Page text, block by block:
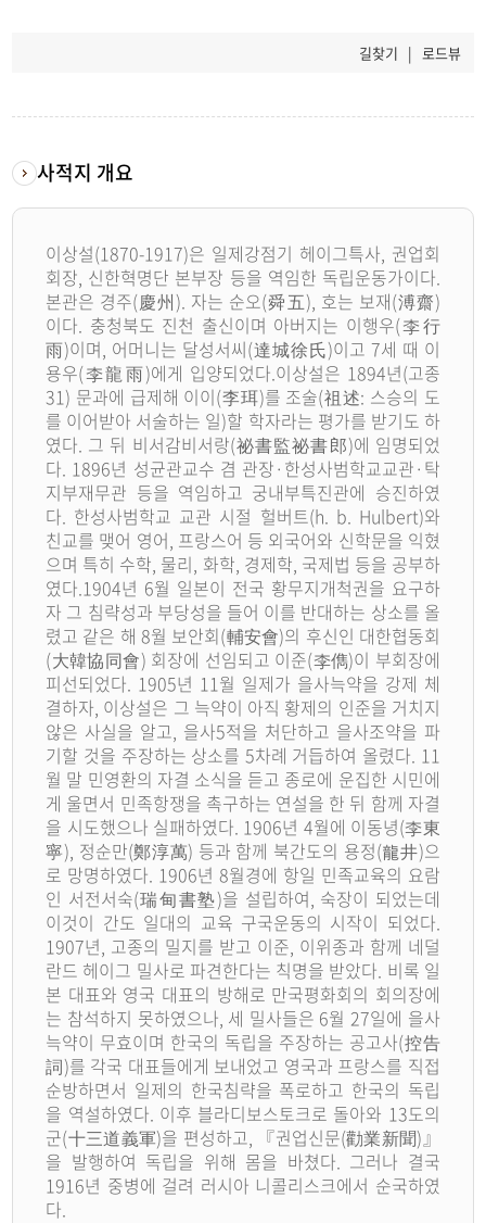
길찾기 | 로드뷰
사적지 개요
이상설(1870-1917)은 일제강점기 헤이그특사, 권업회
회장, 신한혁명단 본부장 등을 역임한 독립운동가이다.
본관은 경주(慶州). 자는 순오(舜五), 호는 보재(溥齋)
이다. 충청북도 진천 출신이며 아버지는 이행우(李行
雨)이며, 어머니는 달성서씨(達城徐氏)이고 7세 때 이
용우(李龍雨)에게 입양되었다.이상설은 1894년(고종
31) 문과에 급제해 이이(李珥)를 조술(祖述: 스승의 도
를 이어받아 서술하는 일)할 학자라는 평가를 받기도 하
였다. 그 뒤 비서감비서랑(祕書監祕書郎)에 임명되었
다. 1896년 성균관교수 겸 관장·한성사범학교교관·탁
지부재무관 등을 역임하고 궁내부특진관에 승진하였
다. 한성사범학교 교관 시절 헐버트(h. b. Hulbert)와
친교를 맺어 영어, 프랑스어 등 외국어와 신학문을 익혔
으며 특히 수학, 물리, 화학, 경제학, 국제법 등을 공부하
였다.1904년 6월 일본이 전국 황무지개척권을 요구하
자 그 침략성과 부당성을 들어 이를 반대하는 상소를 올
렸고 같은 해 8월 보안회(輔安會)의 후신인 대한협동회
(大韓協同會) 회장에 선임되고 이준(李儁)이 부회장에
피선되었다. 1905년 11월 일제가 을사늑약을 강제 체
결하자, 이상설은 그 늑약이 아직 황제의 인준을 거치지
않은 사실을 알고, 을사5적을 처단하고 을사조약을 파
기할 것을 주장하는 상소를 5차례 거듭하여 올렸다. 11
월 말 민영환의 자결 소식을 듣고 종로에 운집한 시민에
게 울면서 민족항쟁을 촉구하는 연설을 한 뒤 함께 자결
을 시도했으나 실패하였다. 1906년 4월에 이동녕(李東
寧), 정순만(鄭淳萬) 등과 함께 북간도의 용정(龍井)으
로 망명하였다. 1906년 8월경에 항일 민족교육의 요람
인 서전서숙(瑞甸書塾)을 설립하여, 숙장이 되었는데
이것이 간도 일대의 교육 구국운동의 시작이 되었다.
1907년, 고종의 밀지를 받고 이준, 이위종과 함께 네덜
란드 헤이그 밀사로 파견한다는 칙명을 받았다. 비록 일
본 대표와 영국 대표의 방해로 만국평화회의 회의장에
는 참석하지 못하였으나, 세 밀사들은 6월 27일에 을사
늑약이 무효이며 한국의 독립을 주장하는 공고사(控告
詞)를 각국 대표들에게 보내었고 영국과 프랑스를 직접
순방하면서 일제의 한국침략을 폭로하고 한국의 독립
을 역설하였다. 이후 블라디보스토크로 돌아와 13도의
군(十三道義軍)을 편성하고, 『권업신문(勸業新聞)』
을 발행하여 독립을 위해 몸을 바쳤다. 그러나 결국
1916년 중병에 걸려 러시아 니콜리스크에서 순국하였
다.